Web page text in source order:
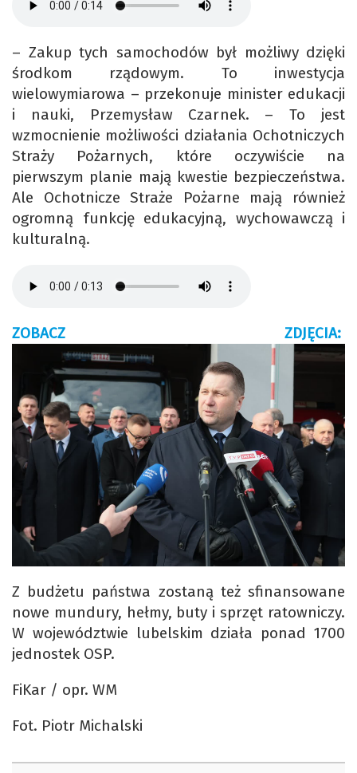
– Zakup tych samochodów był możliwy dzięki
środkom rządowym. To inwestycja
wielowymiarowa – przekonuje minister edukacji
i nauki, Przemysław Czarnek. – To jest
wzmocnienie możliwości działania Ochotniczych
Straży Pożarnych, które oczywiście na
pierwszym planie mają kwestie bezpieczeństwa.
Ale Ochotnicze Straże Pożarne mają również
ogromną funkcję edukacyjną, wychowawczą i
kulturalną.
ZOBACZ ZDJĘCIA:
Z budżetu państwa zostaną też sfinansowane
nowe mundury, hełmy, buty i sprzęt ratowniczy.
W województwie lubelskim działa ponad 1700
jednostek OSP.
FiKar / opr. WM
Fot. Piotr Michalski